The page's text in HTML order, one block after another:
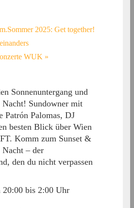
2025: Get together!
WUK »
Sonnenuntergang und
Sundowner mit
Patrón Palomas, DJ
besten Blick über Wien
Komm zum Sunset &
– der
den du nicht verpassen
20:00 bis 2:00 Uhr